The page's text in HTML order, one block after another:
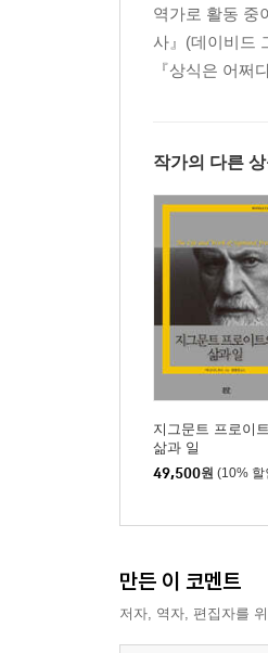
역가로 활동 중
사』(데이비드
『상식은 어쩌
작가의 다른
지그문트 프로이
삶과 일
49,500원 (10% 할
만든 이 코멘트
저자, 역자, 편집자를